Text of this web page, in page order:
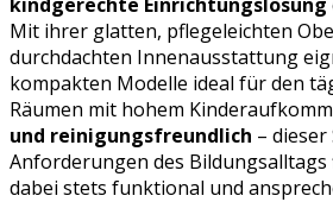
Mit ihrer glatten, pflegeleichten
durchdachten Innenausstattung
kompakten Modelle ideal für den
Räumen mit hohem
und reinigungsfreundlich – dieser
Anforderungen des
dabei stets funktional und